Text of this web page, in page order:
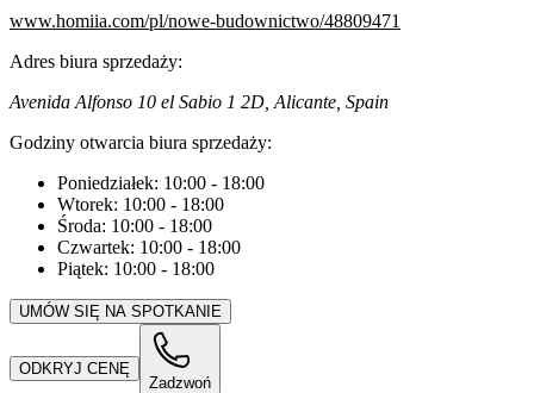
www.homiia.com/pl/nowe-budownictwo/48809471
Adres biura sprzedaży:
Avenida Alfonso 10 el Sabio 1 2D, Alicante, Spain
Godziny otwarcia biura sprzedaży:
Poniedziałek: 10:00 - 18:00
Wtorek: 10:00 - 18:00
Środa: 10:00 - 18:00
Czwartek: 10:00 - 18:00
Piątek: 10:00 - 18:00
UMÓW SIĘ NA SPOTKANIE
ODKRYJ CENĘ
Zadzwoń